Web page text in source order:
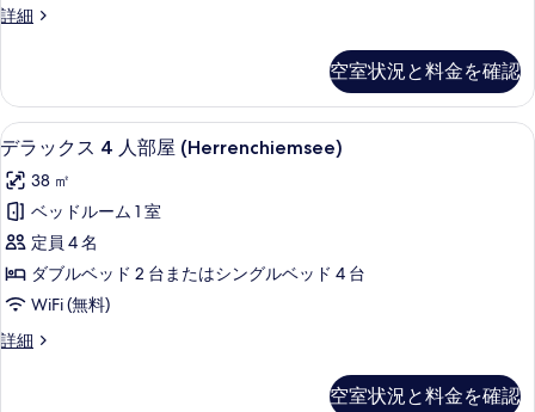
の
真
を
表
示
す
る
ブ
ル
ー
ム
(Luitpold)
の
す
べ
て
の
詳細
ク
ク
ダ
ブ
ル
ー
(Luitpold)
の
詳
細
空室状況と料金を確認
デ
ラ
ッ
ク
ス
4
人
部
デラックス 4 人部屋
6
デラックス 4 人部屋 (Herrenchiemsee)
38 ㎡
ベッドルーム 1 室
定員 4 名
ダブルベッド 2 台またはシングルベッド 4 台
WiFi (無料)
詳細
デ
空室状況と料金を確認